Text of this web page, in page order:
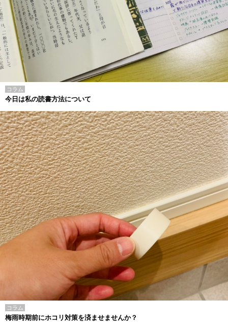
コラム
今日は私の読書方法について
コラム
梅雨時期前にホコリ対策を済ませませんか？